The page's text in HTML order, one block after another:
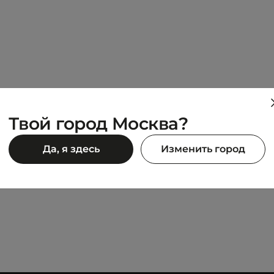
HIKE
JASPER
Твой город Москва?
Да, я здесь Изменить город